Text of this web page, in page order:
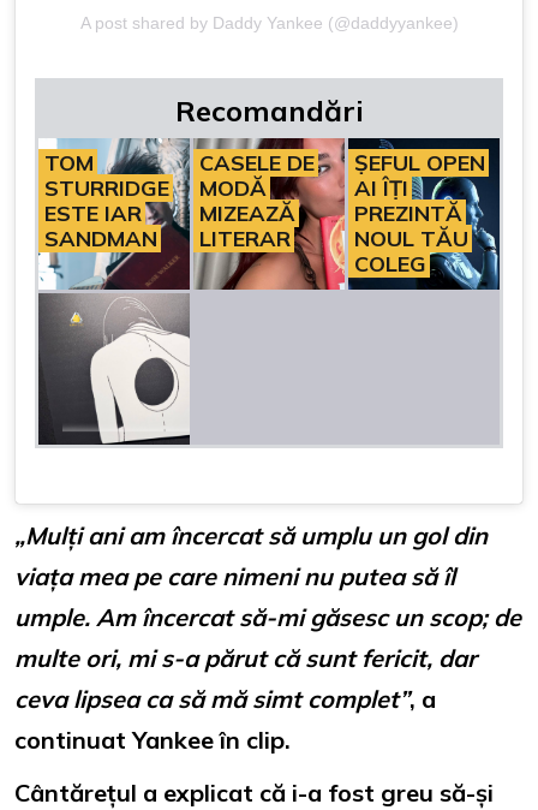
A post shared by Daddy Yankee (@daddyyankee)
Recomandări
TOM
STURRIDGE
ESTE IAR
SANDMAN
CASELE DE
MODĂ
MIZEAZĂ
LITERAR
ȘEFUL OPEN
AI ÎȚI
PREZINTĂ
NOUL TĂU
COLEG
„Mulți ani am încercat să umplu un gol din
viața mea pe care nimeni nu putea să îl
umple. Am încercat să-mi găsesc un scop; de
multe ori, mi s-a părut că sunt fericit, dar
ceva lipsea ca să mă simt complet”, a
continuat Yankee în clip.
Cântărețul a explicat că i-a fost greu să-și